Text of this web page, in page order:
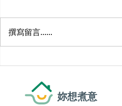
天氣潮濕好辛苦? 6個回南
撰寫留言......
妳想煮意